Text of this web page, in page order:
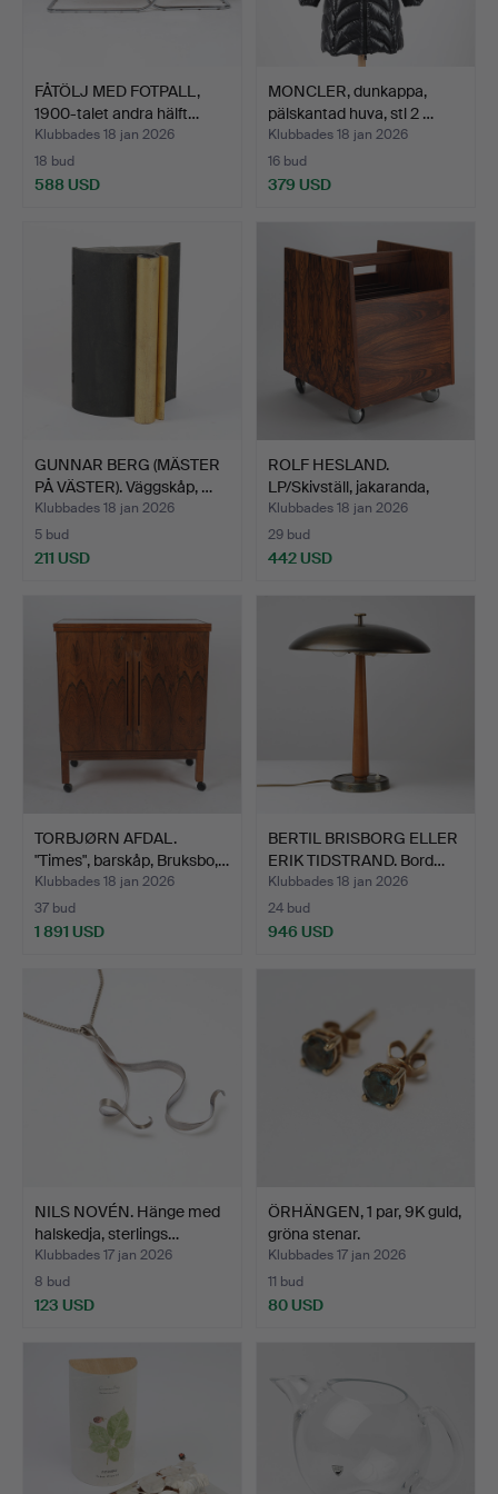
FÅTÖLJ MED FOTPALL,
1900-talet andra hälft…
Klubbades 18 jan 2026
18 bud
588 USD
MONCLER, dunkappa,
pälskantad huva, stl 2 …
Klubbades 18 jan 2026
16 bud
379 USD
GUNNAR BERG (MÄSTER
PÅ VÄSTER). Väggskåp, …
Klubbades 18 jan 2026
5 bud
211 USD
ROLF HESLAND.
LP/Skivställ, jakaranda,
Bru…
Klubbades 18 jan 2026
29 bud
442 USD
TORBJØRN AFDAL.
"Times", barskåp, Bruksbo,…
Klubbades 18 jan 2026
37 bud
1 891 USD
BERTIL BRISBORG ELLER
ERIK TIDSTRAND. Bord…
Klubbades 18 jan 2026
24 bud
946 USD
NILS NOVÉN. Hänge med
halskedja, sterlings…
Klubbades 17 jan 2026
8 bud
123 USD
ÖRHÄNGEN, 1 par, 9K guld,
gröna stenar.
Klubbades 17 jan 2026
11 bud
80 USD